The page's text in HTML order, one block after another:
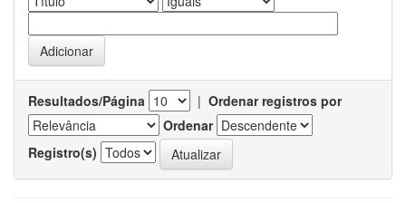
Resultados/Página | Ordenar registros por
Ordenar
Registro(s)